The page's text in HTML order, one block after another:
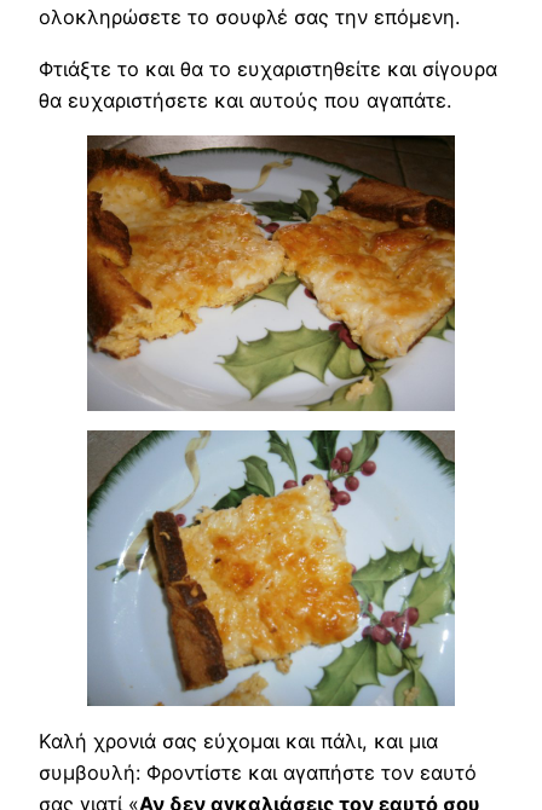
ολοκληρώσετε το σουφλέ σας την επόμενη.
Φτιάξτε το και θα το ευχαριστηθείτε και σίγουρα
θα ευχαριστήσετε και αυτούς που αγαπάτε.
Καλή χρονιά σας εύχομαι και πάλι, και μια
συμβουλή: Φροντίστε και αγαπήστε τον εαυτό
σας γιατί «Αν δεν αγκαλιάσεις τον εαυτό σου